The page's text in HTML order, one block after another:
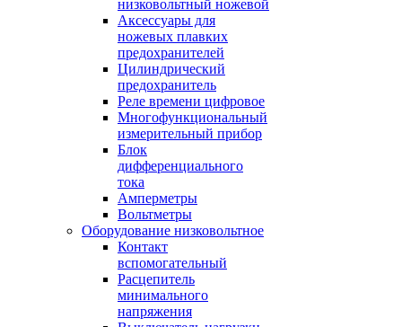
низковольтный ножевой
Аксессуары для
ножевых плавких
предохранителей
Цилиндрический
предохранитель
Реле времени цифровое
Многофункциональный
измерительный прибор
Блок
дифференциального
тока
Амперметры
Вольтметры
Оборудование низковольтное
Контакт
вспомогательный
Расцепитель
минимального
напряжения